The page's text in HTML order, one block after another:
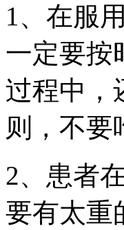
1、在服
一定要按
过程中，
则，不要
2、患者
要有太重